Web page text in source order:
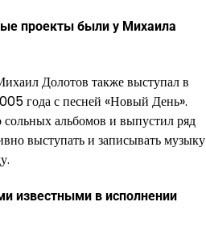
проекты были у Михаила
Долотов также выступал в
года с песней «Новый День».
сольных альбомов и выпустил ряд
выступать и записывать музыку
известными в исполнении